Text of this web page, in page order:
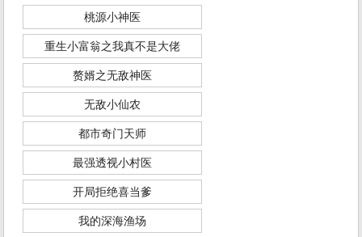
桃源小神医
重生小富翁之我真不是大佬
赘婿之无敌神医
无敌小仙农
都市奇门天师
最强透视小村医
开局拒绝喜当爹
我的深海渔场